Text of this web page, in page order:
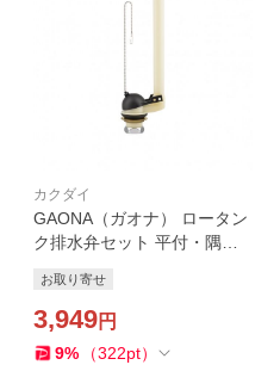
カクダイ
GAONA（ガオナ） ロータン
ク排水弁セット 平付・隅付
24 1個
お取り寄せ
3,949円
9% （322pt）